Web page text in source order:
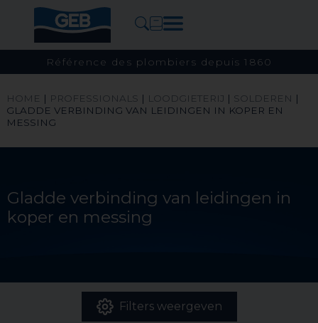
Référence des plombiers depuis 1860
HOME | PROFESSIONALS | LOODGIETERIJ | SOLDEREN |
GLADDE VERBINDING VAN LEIDINGEN IN KOPER EN
MESSING
Gladde verbinding van leidingen in
koper en messing
Filters weergeven